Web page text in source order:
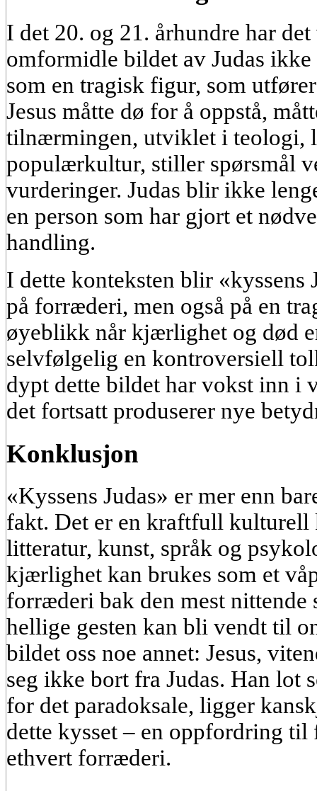
I det 20. og 21. århundre har
omformidle bildet av Judas
som en tragisk figur, som
Jesus måtte dø for å oppstå,
tilnærmingen, utviklet i teologi,
populærkultur, stiller spørsmål
vurderinger. Judas blir ikke
en person som har gjort et
handling.
I dette konteksten blir «kyssens
på forræderi, men også på en
øyeblikk når kjærlighet og død
selvfølgelig en kontroversiell
dypt dette bildet har vokst inn i
det fortsatt produserer nye
Konklusjon
«Kyssens Judas» er mer enn
fakt. Det er en kraftfull kulturell
litteratur, kunst, språk og
kjærlighet kan brukes som et
forræderi bak den mest nittende
hellige gesten kan bli vendt til
bildet oss noe annet: Jesus,
seg ikke bort fra Judas. Han lot
for det paradoksale, ligger
dette kysset – en oppfordring til
ethvert forræderi.